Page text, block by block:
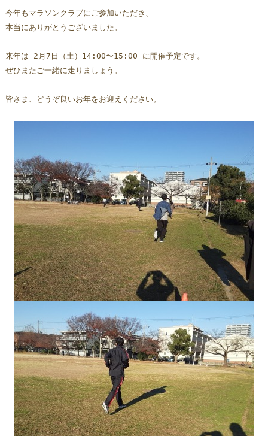
今年もマラソンクラブにご参加いただき、
本当にありがとうございました。
来年は 2月7日（土）14:00〜15:00 に開催予定です。
ぜひまたご一緒に走りましょう。
皆さま、どうぞ良いお年をお迎えください。